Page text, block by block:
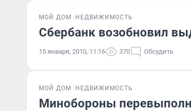
МОЙ ДОМ НЕДВИЖИМОСТЬ
Сбербанк возобновил
15 января, 2010, 11:16 370 Обсудить
МОЙ ДОМ НЕДВИЖИМОСТЬ
Минобороны